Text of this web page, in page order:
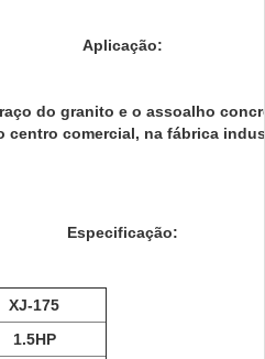
Aplicação:
do granito e o assoalho
centro comercial, na fábrica
Especificação:
XJ-175
1.5HP